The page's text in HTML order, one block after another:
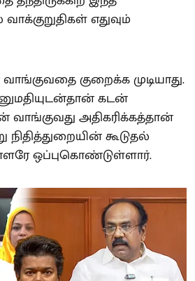
எதுவும்
குறைக்க முடியாது.
கடன்
வாங்குவது அதிகரிக்கத்தான்
கூடுதல்
ஒப்புகொண்டுள்ளார்.